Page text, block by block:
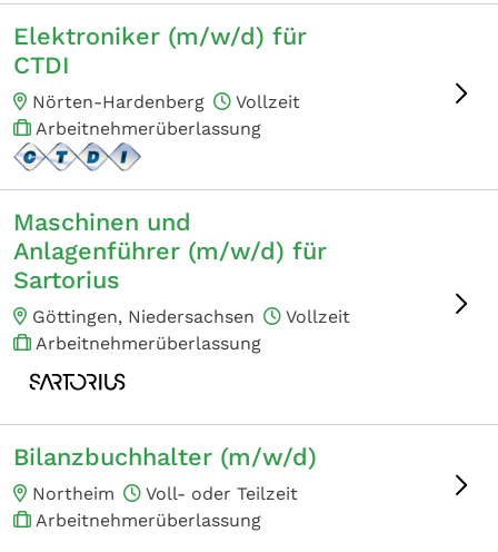
Elektroniker (m/w/d) für
CTDI
Nörten-Hardenberg
Vollzeit
Arbeitnehmerüberlassung
Maschinen und
Anlagenführer (m/w/d) für
Sartorius
Göttingen, Niedersachsen
Vollzeit
Arbeitnehmerüberlassung
Bilanzbuchhalter (m/w/d)
Northeim
Voll- oder Teilzeit
Arbeitnehmerüberlassung